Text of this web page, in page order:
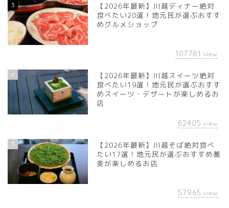
3
【2026年最新】川越ディナー絶対
食べたい20選！地元民が選ぶおすす
めグルメショップ
107781 view
4
【2026年最新】川越スイーツ絶対
食べたい19選！地元民が選ぶおすす
めスイーツ・デザートが楽しめるお
店
62405 view
5
【2026年最新】川越そば絶対食べ
たい17選！地元民が選ぶおすすめ蕎
麦が楽しめるお店
57965 view